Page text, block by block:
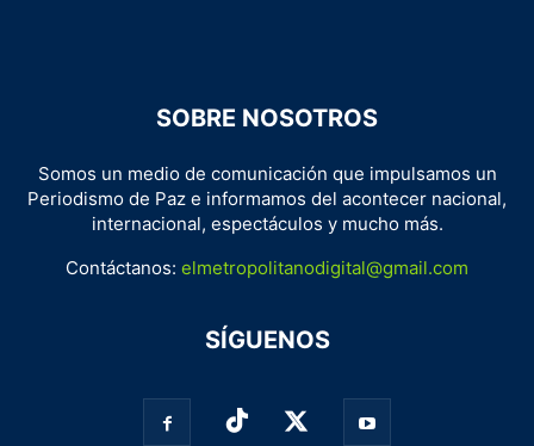
SOBRE NOSOTROS
Somos un medio de comunicación que impulsamos un
Periodismo de Paz e informamos del acontecer nacional,
internacional, espectáculos y mucho más.
Contáctanos: elmetropolitanodigital@gmail.com
SÍGUENOS